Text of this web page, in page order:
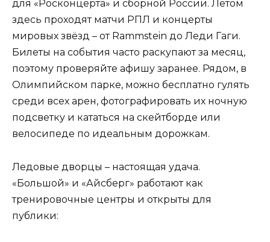
для «Росконцерта» и сборной России. Летом
здесь проходят матчи РПЛ и концерты
мировых звёзд – от Rammstein до Леди Гаги.
Билеты на события часто раскупают за месяц,
поэтому проверяйте афишу заранее. Рядом, в
Олимпийском парке, можно бесплатно гулять
среди всех арен, фотографировать их ночную
подсветку и кататься на скейтборде или
велосипеде по идеальным дорожкам.
Ледовые дворцы – настоящая удача.
«Большой» и «Айсберг» работают как
тренировочные центры и открыты для
публики: